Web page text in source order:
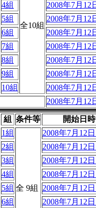
全10組
4組
2008年7月12
5組
2008年7月12
6組
2008年7月12
7組
2008年7月12
8組
2008年7月12
9組
2008年7月12
10組
2008年7月12
2008年7月12
組 条件等
開始日時
1組
全 9組
2008年7月12
2組
2008年7月12
3組
2008年7月12
4組
2008年7月12
5組
2008年7月12
6組
2008年7月12